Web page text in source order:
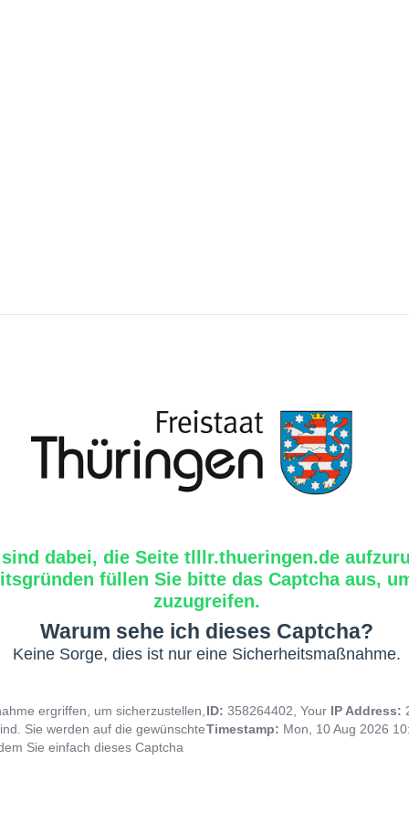
dabei, die Seite tlllr.thueringen.de
füllen Sie bitte das Captcha aus,
zuzugreifen.
Warum sehe ich dieses Captcha?
Keine Sorge, dies ist nur eine Sicherheitsmaßnahme.
ergriffen, um sicherzustellen,
Sie werden auf die gewünschte
Sie einfach dieses Captcha
ID: 358264402, Your IP Address:
Timestamp: Mon, 10 Aug 2026